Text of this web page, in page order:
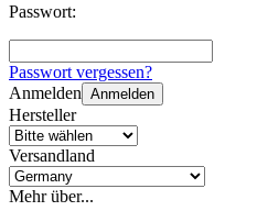
Passwort:
Passwort vergessen?
Anmelden Anmelden
Hersteller
Versandland
Mehr über...